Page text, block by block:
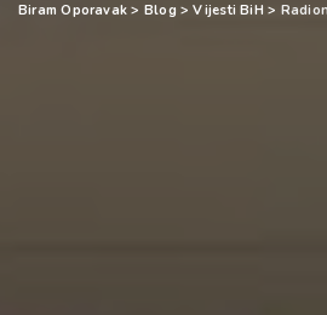
OPORAVAK- Naš zajednički cilj 2
Biram Oporavak > Blog >Vijesti BiH > Radionica